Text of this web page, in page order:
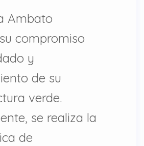
Ambato
compromiso
y
de su
verde.
se realiza la
de